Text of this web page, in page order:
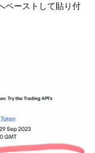
ペーストして貼り付